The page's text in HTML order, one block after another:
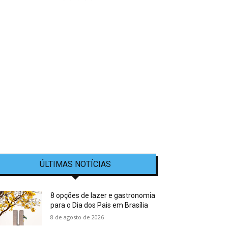
ÚLTIMAS NOTÍCIAS
8 opções de lazer e gastronomia
para o Dia dos Pais em Brasília
8 de agosto de 2026